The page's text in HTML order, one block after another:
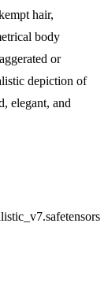
hair,
body
or
depiction of
elegant, and